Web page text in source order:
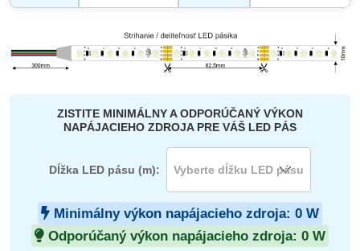
ZISTITE MINIMÁLNY A ODPORÚČANÝ VÝKON
NAPÁJACIEHO ZDROJA PRE VÁŠ LED PÁS
Dĺžka LED pásu (m):
Minimálny výkon napájacieho zdroja: 0 W
Odporúčaný výkon napájacieho zdroja: 0 W